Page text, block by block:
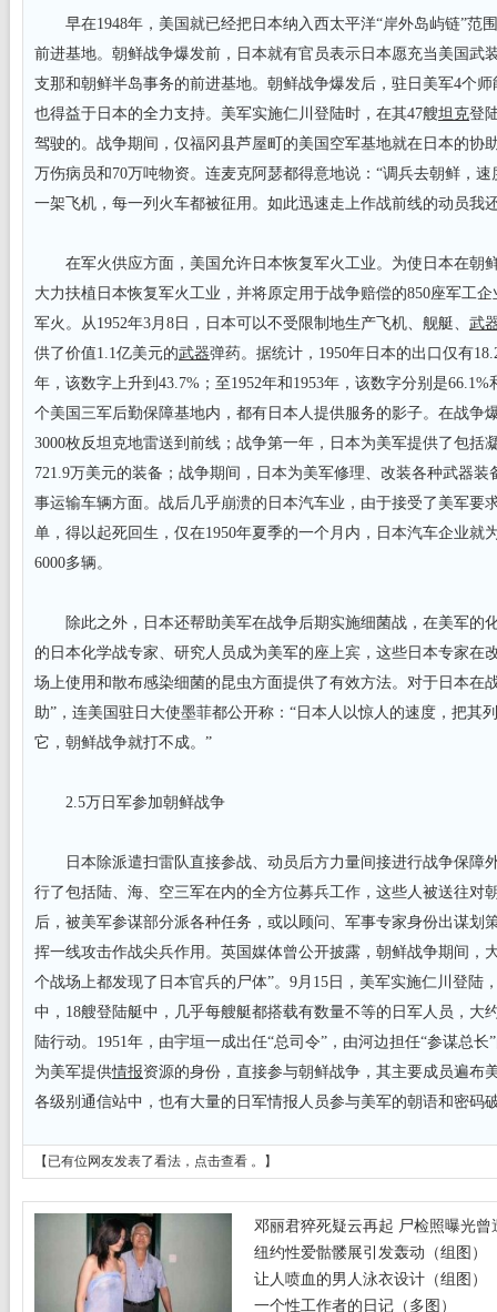
早在1948年，美国就已经把日本纳入西太平洋“岸外岛屿链”范
前进基地。朝鲜战争爆发前，日本就有官员表示日本愿充当美国武
支那和朝鲜半岛事务的前进基地。朝鲜战争爆发后，驻日美军4个
也得益于日本的全力支持。美军实施仁川登陆时，在其47艘坦克登
驾驶的。战争期间，仅福冈县芦屋町的美国空军基地就在日本的协
万伤病员和70万吨物资。连麦克阿瑟都得意地说：“调兵去朝鲜，
一架飞机，每一列火车都被征用。如此迅速走上作战前线的动员我
在军火供应方面，美国允许日本恢复军火工业。为使日本在朝
大力扶植日本恢复军火工业，并将原定用于战争赔偿的850座军工
军火。从1952年3月8日，日本可以不受限制地生产飞机、舰艇、 武
供了价值1.1亿美元的武器弹药。据统计，1950年日本的出口仅有
年，该数字上升到43.7%；至1952年和1953年，该数字分别是66.1%
个美国三军后勤保障基地内，都有日本人提供服务的影子。在战争
3000枚反坦克地雷送到前线；战争第一年，日本为美军提供了包括
721.9万美元的装备；战争期间，日本为美军修理、改装各种武器
事运输车辆方面。战后几乎崩溃的日本汽车业，由于接受了美军要
单，得以起死回生，仅在1950年夏季的一个月内，日本汽车企业就
6000多辆。
除此之外，日本还帮助美军在战争后期实施细菌战，在美军的
的日本化学战专家、研究人员成为美军的座上宾，这些日本专家在
场上使用和散布感染细菌的昆虫方面提供了有效方法。对于日本在
助”，连美国驻日大使墨菲都公开称：“日本人以惊人的速度，把其
它，朝鲜战争就打不成。”
2.5万日军参加朝鲜战争
日本除派遣扫雷队直接参战、动员后方力量间接进行战争保障
行了包括陆、海、空三军在内的全方位募兵工作，这些人被送往对
后，被美军参谋部分派各种任务，或以顾问、军事专家身份出谋划
挥一线攻击作战尖兵作用。英国媒体曾公开披露，朝鲜战争期间，
个战场上都发现了日本官兵的尸体”。9月15日，美军实施仁川登陆
中，18艘登陆艇中，几乎每艘艇都搭载有数量不等的日军人员，大
陆行动。1951年，由宇垣一成出任“总司令”，由河边担任“参谋总长
为美军提供情报资源的身份，直接参与朝鲜战争，其主要成员遍布
各级别通信站中，也有大量的日军情报人员参与美军的朝语和密码
【已有位网友发表了看法， 点击查看 。】
邓丽君猝死疑云再起 尸检照曝光曾
纽约性爱骷髅展引发轰动（组图）
让人喷血的男人泳衣设计（组图）
一个性工作者的日记（多图）